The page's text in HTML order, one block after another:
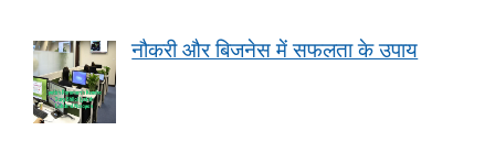
नौकरी और बिजनेस में सफलता के उपाय